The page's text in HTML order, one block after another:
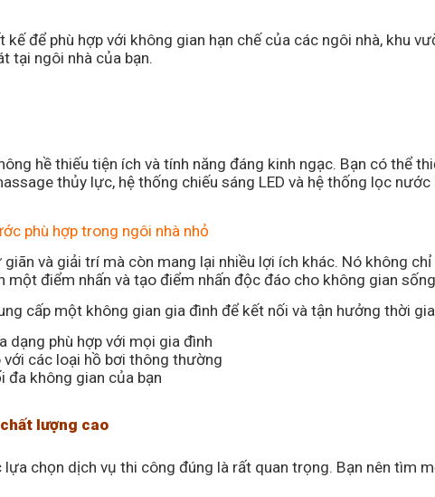
để phù hợp với không gian hạn chế của các ngôi nhà, khu
tại ngôi nhà của bạn.
hề thiếu tiện ích và tính năng đáng kinh ngạc. Bạn có thể
thủy lực, hệ thống chiếu sáng LED và hệ thống lọc
phù hợp trong ngôi nhà nhỏ
và giải trí mà còn mang lại nhiều lợi ích khác. Nó không
một điểm nhấn và tạo điểm nhấn độc đáo cho không gian
cấp một không gian gia đình để kết nối và tận hưởng thời
dạng phù hợp với mọi gia đình
với các loại hồ bơi thông thường
đa không gian của bạn
lượng cao
chọn dịch vụ thi công đúng là rất quan trọng. Bạn nên tìm